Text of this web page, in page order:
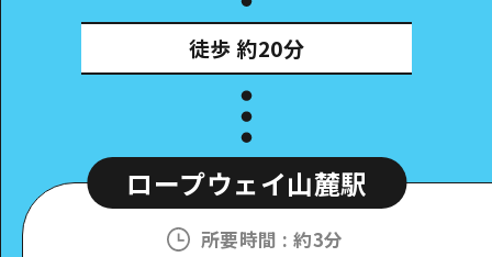
徒歩 約20分
ロープウェイ山麓駅
所要時間 :約3分